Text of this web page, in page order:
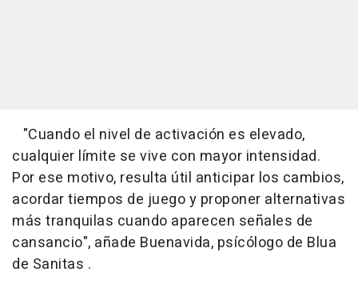
"Cuando el nivel de activación es elevado,
cualquier límite se vive con mayor intensidad.
Por ese motivo, resulta útil anticipar los cambios,
acordar tiempos de juego y proponer alternativas
más tranquilas cuando aparecen señales de
cansancio", añade Buenavida, psícólogo de Blua
de Sanitas .